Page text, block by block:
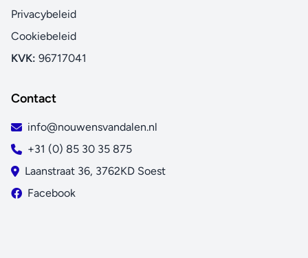
Privacybeleid
Cookiebeleid
KVK: 96717041
Contact
info@nouwensvandalen.nl
+31 (0) 85 30 35 875
Laanstraat 36, 3762KD Soest
Facebook